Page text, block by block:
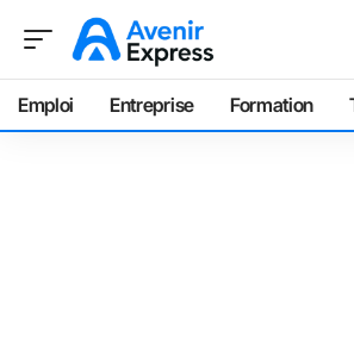
Emploi Entreprise Formation